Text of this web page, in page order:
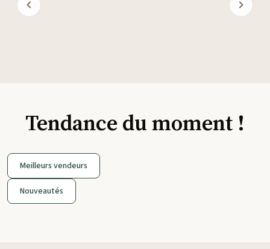
Tendance du moment !
Meilleurs vendeurs
Nouveautés